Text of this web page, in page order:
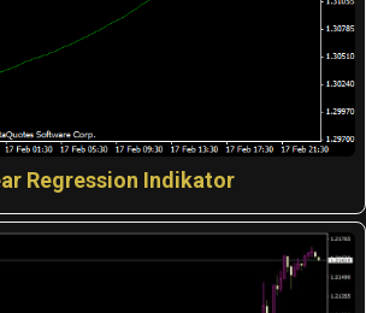
Regression Indikator